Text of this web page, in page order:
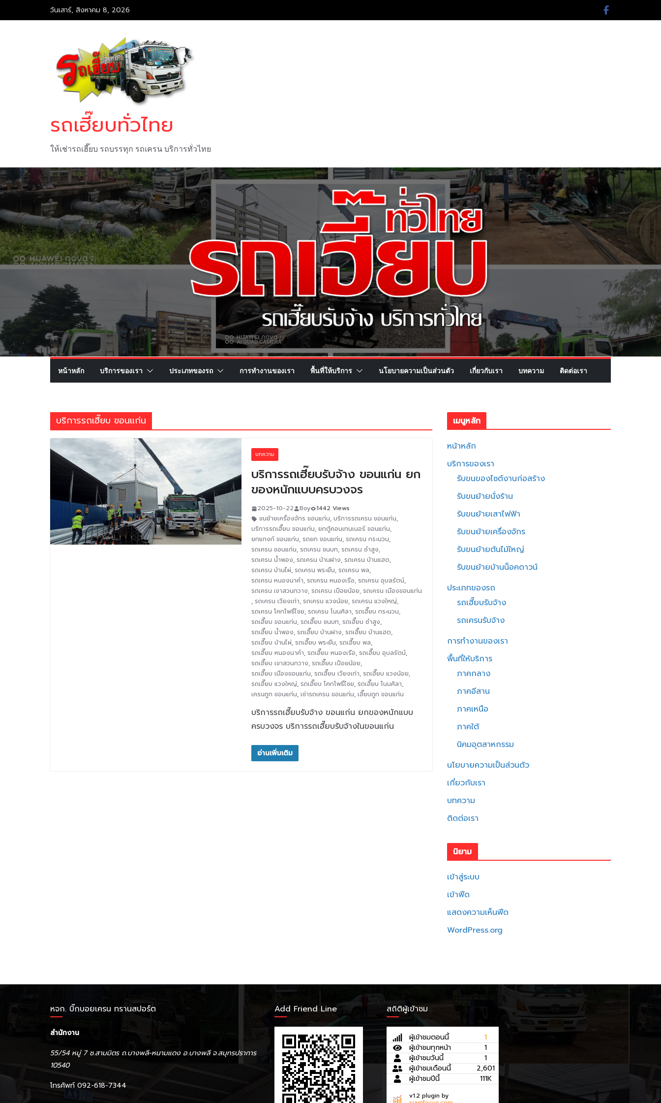
to
วันเสาร์, สิงหาคม 8, 2026
รถเฮี๊ยบทั่วไทย
ให้เช่ารถเฮี๊ยบ รถบรรทุก รถเครน บริการทั่วไทย
หน้าหลัก บริการของเรา ประเภทของรถ การทำงานของเรา พื้นที่ให้บริการ นโยบายความเป็นส่วนตัว เกี่ยวกับเรา บทความ ติดต่อเรา
บริการรถเฮี๊ยบ ขอนแก่น
บทความ
บริการรถเฮี๊ยบรับจ้าง ขอนแก่น ยก
ของหนักแบบครบวงจร
2025-10-22 Boy
1442 Views
ขนย้ายเครื่องจักร ขอนแก่น, บริการรถเครน ขอนแก่น,
บริการรถเฮี๊ยบ ขอนแก่น, ยกตู้คอนเทนเนอร์ ขอนแก่น,
ยกแทงก์ ขอนแก่น, รถยก ขอนแก่น, รถเครน กระนวน,
รถเครน ขอนแก่น, รถเครน ชนบท, รถเครน ซำสูง,
รถเครน น้ำพอง, รถเครน บ้านฝาง, รถเครน บ้านแฮด,
รถเครน บ้านไผ่, รถเครน พระยืน, รถเครน พล,
รถเครน หนองนาคำ, รถเครน หนองเรือ, รถเครน อุบลรัตน์,
รถเครน เขาสวนกวาง, รถเครน เปือยน้อย, รถเครน เมืองขอนแก่น
, รถเครน เวียงเก่า, รถเครน แวงน้อย, รถเครน แวงใหญ่,
รถเครน โคกโพธิ์ไชย, รถเครน โนนศิลา, รถเฮี๊ยบ กระนวน,
รถเฮี๊ยบ ขอนแก่น, รถเฮี๊ยบ ชนบท, รถเฮี๊ยบ ซำสูง,
รถเฮี๊ยบ น้ำพอง, รถเฮี๊ยบ บ้านฝาง, รถเฮี๊ยบ บ้านแฮด,
รถเฮี๊ยบ บ้านไผ่, รถเฮี๊ยบ พระยืน, รถเฮี๊ยบ พล,
รถเฮี๊ยบ หนองนาคำ, รถเฮี๊ยบ หนองเรือ, รถเฮี๊ยบ อุบลรัตน์,
รถเฮี๊ยบ เขาสวนกวาง, รถเฮี๊ยบ เปือยน้อย,
รถเฮี๊ยบ เมืองขอนแก่น, รถเฮี๊ยบ เวียงเก่า, รถเฮี๊ยบ แวงน้อย,
รถเฮี๊ยบ แวงใหญ่, รถเฮี๊ยบ โคกโพธิ์ไชย, รถเฮี๊ยบ โนนศิลา,
เครนถูก ขอนแก่น, เช่ารถเครน ขอนแก่น, เฮี๊ยบถูก ขอนแก่น
บริการรถเฮี๊ยบรับจ้าง ขอนแก่น ยกของหนักแบบ
ครบวงจร บริการรถเฮี๊ยบรับจ้างในขอนแก่น
อ่านเพิ่มเติม
เมนูหลัก
หน้าหลัก
บริการของเรา
รับขนของไซต์งานก่อสร้าง
รับขนย้ายนั่งร้าน
รับขนย้ายเสาไฟฟ้า
รับขนย้ายเครื่องจักร
รับขนย้ายต้นไม้ใหญ่
รับขนย้ายบ้านน็อคดาวน์
ประเภทของรถ
รถเฮี๊ยบรับจ้าง
รถเครนรับจ้าง
การทำงานของเรา
พื้นที่ให้บริการ
ภาคกลาง
ภาคอีสาน
ภาคเหนือ
ภาคใต้
นิคมอุตสาหกรรม
นโยบายความเป็นส่วนตัว
เกี่ยวกับเรา
บทความ
ติดต่อเรา
นิยาม
เข้าสู่ระบบ
เข้าฟีด
แสดงความเห็นฟีด
WordPress.org
หจก. บิ๊กบอยเครน ทรานสปอร์ต
สำนักงาน
55/54 หมู่ 7 ซ.สามมิตร ถ.บางพลี-หนามแดง อ.บางพลี จ.สมุทรปราการ
10540
โทรศัพท์ 092-618-7344
Add Friend Line สถิติผู้เข้าชม
ผู้เข้าชมตอนนี้
1
ผู้เข้าชมทุกหน้า
1
ผู้เข้าชมวันนี้
1
ผู้เข้าชมเดือนนี้
2,601
ผู้เข้าชมปีนี้
111K
v1.2 plugin by